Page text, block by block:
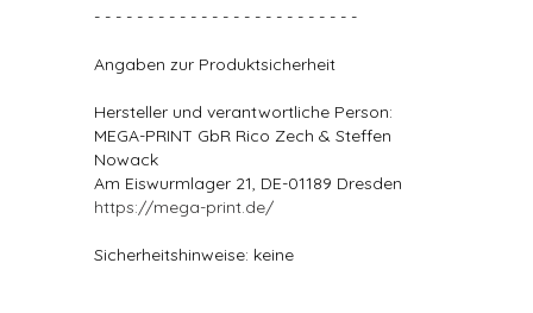
- - - - - - - - - - - - - - - - - - - - - - - - -
Angaben zur Produktsicherheit
Hersteller und verantwortliche Person:
MEGA-PRINT GbR Rico Zech & Steffen
Nowack
Am Eiswurmlager 21, DE-01189 Dresden
https://mega-print.de/
Sicherheitshinweise: keine